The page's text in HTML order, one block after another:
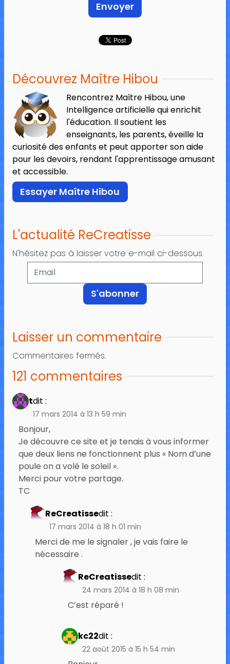
Découvrez Maître Hibou
Rencontrez Maître Hibou, une
Intelligence artificielle qui enrichit
l'éducation. Il soutient les
enseignants, les parents, éveille la
curiosité des enfants et peut apporter son aide
pour les devoirs, rendant l'apprentissage amusant
et accessible.
Essayer Maître Hibou
L'actualité ReCreatisse
N'hésitez pas à laisser votre e-mail ci-dessous.
Laisser un commentaire
Commentaires fermés.
121 commentaires
tdit :
17 mars 2014 à 13 h 59 min
Bonjour,
Je découvre ce site et je tenais à vous informer
que deux liens ne fonctionnent plus « Nom d’une
poule on a volé le soleil ».
Merci pour votre partage.
TC
ReCreatissedit :
17 mars 2014 à 18 h 01 min
Merci de me le signaler , je vais faire le
nécessaire .
ReCreatissedit :
24 mars 2014 à 18 h 08 min
C’est réparé !
kc22dit :
22 août 2015 à 15 h 54 min